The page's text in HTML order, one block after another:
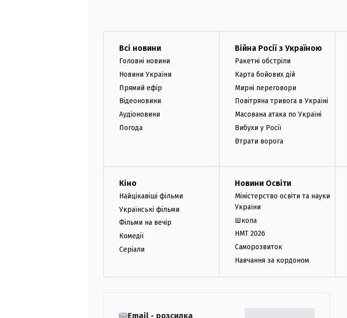
Всі новини
Головні новини
Новини України
Прямий ефір
Відеоновини
Аудіоновини
Погода
Війна Росії з Україною
Ракетні обстріли
Карта бойових дій
Мирні переговори
Повітряна тривога в Україні
Масована атака по Україні
Вибухи у Росії
Втрати ворога
Кіно
Найцікавіші фільми
Українські фільми
Фільми на вечір
Комедії
Серіали
Новини Освіти
Міністерство освіти та науки
України
Школа
НМТ 2026
Саморозвиток
Навчання за кордоном
Email - розсилка